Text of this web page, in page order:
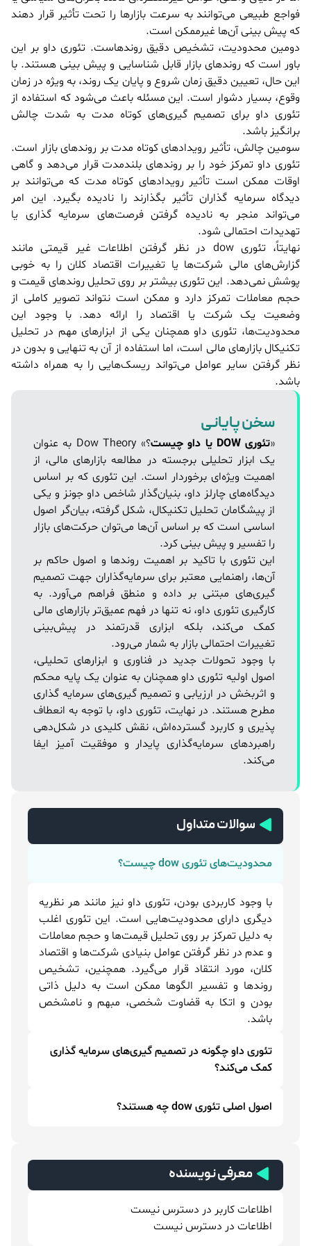
فواجع طبیعی می‌توانند به سرعت بازارها را تحت تأثیر قرار دهند
که پیش بینی آن‌ها غیرممکن است.
دومین محدودیت، تشخیص دقیق روندهاست. تئوری داو بر این
باور است که روندهای بازار قابل شناسایی و پیش بینی هستند. با
این حال، تعیین دقیق زمان شروع و پایان یک روند، به ویژه در زمان
وقوع، بسیار دشوار است. این مسئله باعث می‌شود که استفاده از
تئوری داو برای تصمیم گیری‌های کوتاه مدت به شدت چالش
برانگیز باشد.
سومین چالش، تأثیر رویدادهای کوتاه مدت بر روندهای بازار است.
تئوری داو تمرکز خود را بر روندهای بلندمدت قرار می‌دهد و گاهی
اوقات ممکن است تأثیر رویدادهای کوتاه مدت که می‌توانند بر
دیدگاه سرمایه گذاران تأثیر بگذارند را نادیده بگیرد. این امر
می‌تواند منجر به نادیده گرفتن فرصت‌های سرمایه گذاری یا
تهدیدات احتمالی شود.
نهایتاً، تئوری dow در نظر گرفتن اطلاعات غیر قیمتی مانند
گزارش‌های مالی شرکت‌ها یا تغییرات اقتصاد کلان را به خوبی
پوشش نمی‌دهد. این تئوری بیشتر بر روی تحلیل روندهای قیمت و
حجم معاملات تمرکز دارد و ممکن است نتواند تصویر کاملی از
وضعیت یک شرکت یا اقتصاد را ارائه دهد. با وجود این
محدودیت‌ها، تئوری داو همچنان یکی از ابزارهای مهم در تحلیل
تکنیکال بازارهای مالی است، اما استفاده از آن به تنهایی و بدون در
نظر گرفتن سایر عوامل می‌تواند ریسک‌هایی را به همراه داشته
باشد.
سخن پایانی
«تئوری DOW یا داو چیست
؟» Dow Theory به عنوان
یک ابزار تحلیلی برجسته در مطالعه بازارهای مالی، از
اهمیت ویژه‌ای برخوردار است. این تئوری که بر اساس
دیدگاه‌های چارلز داو، بنیان‌گذار شاخص داو جونز و یکی
از پیشگامان تحلیل تکنیکال، شکل گرفته، بیان‌گر اصول
اساسی است که بر اساس آن‌ها می‌توان حرکت‌های بازار
را تفسیر و پیش بینی کرد.
این تئوری با تاکید بر اهمیت روندها و اصول حاکم بر
آن‌ها، راهنمایی معتبر برای سرمایه‌گذاران جهت تصمیم
گیری‌های مبتنی بر داده و منطق فراهم می‌آورد. به
کارگیری تئوری داو، نه تنها در فهم عمیق‌تر بازارهای مالی
کمک می‌کند، بلکه ابزاری قدرتمند در پیش‌بینی
تغییرات احتمالی بازار به شمار می‌رود.
با وجود تحولات جدید در فناوری و ابزارهای تحلیلی،
اصول اولیه تئوری داو همچنان به عنوان یک پایه محکم
و اثربخش در ارزیابی و تصمیم گیری‌های سرمایه گذاری
مطرح هستند. در نهایت، تئوری داو، با توجه به انعطاف
پذیری و کاربرد گسترده‌اش، نقش کلیدی در شکل‌دهی
راهبردهای سرمایه‌گذاری پایدار و موفقیت آمیز ایفا
می‌کند.
سوالات متداول
محدودیت‌های تئوری dow چیست؟
با وجود کاربردی بودن، تئوری داو نیز مانند هر نظریه
دیگری دارای محدودیت‌هایی است. این تئوری اغلب
به دلیل تمرکز بر روی تحلیل قیمت‌ها و حجم معاملات
و عدم در نظر گرفتن عوامل بنیادی شرکت‌ها و اقتصاد
کلان، مورد انتقاد قرار می‌گیرد. همچنین، تشخیص
روندها و تفسیر الگوها ممکن است به دلیل ذاتی
بودن و اتکا به قضاوت شخصی، مبهم و نامشخص
باشد.
تئوری داو چگونه در تصمیم گیری‌های سرمایه گذاری
کمک می‌کند؟
بالقوه در روندهای بازار را شناسایی کرده و بر اساس
برای تجزیه و تحلیل روندها، به سرمایه گذاران امکان
می‌دهد تصمیمات آگاهانه‌تری بگیرند.
اصول اصلی تئوری dow چه هستند؟
مدت)، روند میانی (میان مدت) و روند کوتاه مدت.
2. روندها تا زمانی که شواهد قابل توجهی وجود داشته
باشد، ادامه دارند: این اصل بیان می‌کند روندها تا زمانی
که شواهد قوی وجود دارد که نشان می‌دهد روند تغییر
کرده است، ادامه خواهند داشت.
معرفی نویسنده
اطلاعات کاربر در دسترس نیست
اطلاعات در دسترس نیست